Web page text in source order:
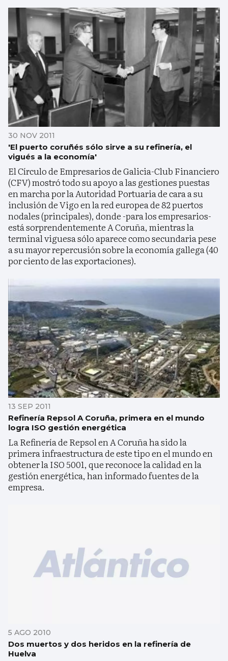
30 NOV 2011
'El puerto coruñés sólo sirve a su refinería, el
vigués a la economía'
El Círculo de Empresarios de Galicia-Club Financiero
(CFV) mostró todo su apoyo a las gestiones puestas
en marcha por la Autoridad Portuaria de cara a su
inclusión de Vigo en la red europea de 82 puertos
nodales (principales), donde -para los empresarios-
está sorprendentemente A Coruña, mientras la
terminal viguesa sólo aparece como secundaria pese
a su mayor repercusión sobre la economía gallega (40
por ciento de las exportaciones).
13 SEP 2011
Refinería Repsol A Coruña, primera en el mundo
logra ISO gestión energética
La Refinería de Repsol en A Coruña ha sido la
primera infraestructura de este tipo en el mundo en
obtener la ISO 5001, que reconoce la calidad en la
gestión energética, han informado fuentes de la
empresa.
5 AGO 2010
Dos muertos y dos heridos en la refinería de
Huelva